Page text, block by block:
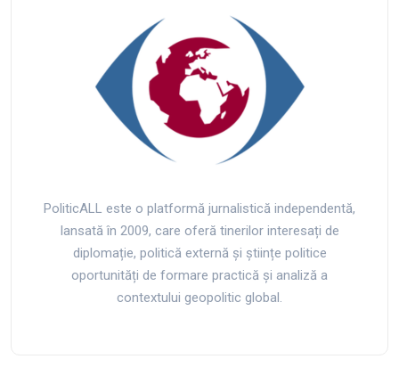
PoliticALL este o platformă jurnalistică independentă,
lansată în 2009, care oferă tinerilor interesați de
diplomație, politică externă și științe politice
oportunități de formare practică și analiză a
contextului geopolitic global.